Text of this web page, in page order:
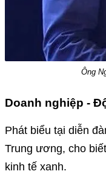
Ông
Doanh nghiệp -
Phát biểu tại diễn
Trung ương, cho
kinh tế xanh.